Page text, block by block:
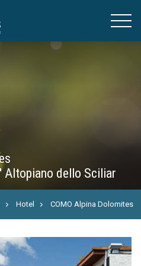
dello Sciliar
Hotel COMO Alpina Dolomites